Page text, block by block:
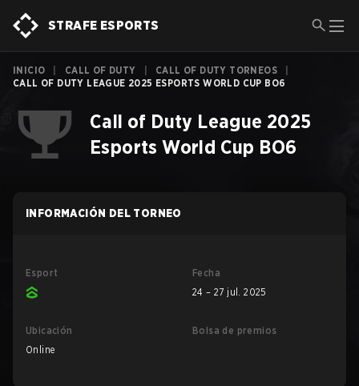
STRAFE ESPORTS
INICIO CALL OF DUTY CALL OF DUTY TORNEOS
CALL OF DUTY LEAGUE 2025 ESPORTS WORLD CUP BO6
Call of Duty League 2025
Esports World Cup BO6
INFORMACIÓN DEL TORNEO
Esport
Fecha
24 – 27 jul. 2025
Ubicación
Online
Bolsa de premios